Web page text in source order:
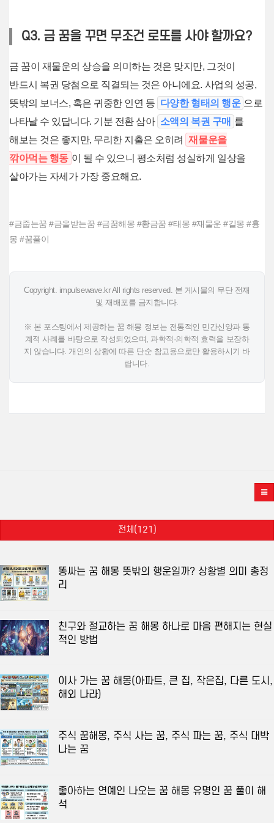
Q3. 금 꿈을 꾸면 무조건 로또를 사야 할까요?
금 꿈이 재물운의 상승을 의미하는 것은 맞지만, 그것이
반드시 복권 당첨으로 직결되는 것은 아니에요. 사업의 성공,
뜻밖의 보너스, 혹은 귀중한 인연 등 다양한 형태의 행운 으로
나타날 수 있답니다. 기분 전환 삼아 소액의 복권 구매 를
해보는 것은 좋지만, 무리한 지출은 오히려
재물운을
깎아먹는 행동 이 될 수 있으니 평소처럼 성실하게 일상을
살아가는 자세가 가장 중요해요.
#금줍는꿈 #금을받는꿈 #금꿈해몽 #황금꿈 #태몽 #재물운 #길몽 #흉
몽 #꿈풀이
Copyright. impulsewave.kr All rights reserved. 본 게시물의 무단 전재
및 재배포를 금지합니다.
※ 본 포스팅에서 제공하는 꿈 해몽 정보는 전통적인 민간신앙과 통
계적 사례를 바탕으로 작성되었으며, 과학적·의학적 효력을 보장하
지 않습니다. 개인의 상황에 따른 단순 참고용으로만 활용하시기 바
랍니다.
전체(121)
똥싸는 꿈 해몽 뜻밖의 행운일까? 상황별 의미 총정
리
친구와 절교하는 꿈 해몽 하나로 마음 편해지는 현실
적인 방법
이사 가는 꿈 해몽(아파트, 큰 집, 작은집, 다른 도시,
해외 나라)
주식 꿈해몽, 주식 사는 꿈, 주식 파는 꿈, 주식 대박
나는 꿈
좋아하는 연예인 나오는 꿈 해몽 유명인 꿈 풀이 해
석